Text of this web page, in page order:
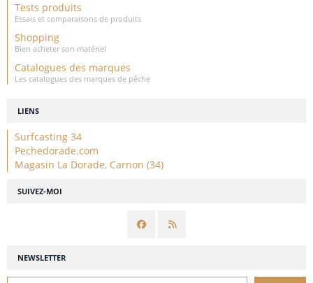
NEWSLETTER
SUIVEZ-MOI
Tests produits
Essais et comparaisons de produits
Shopping
Bien acheter son matériel
Catalogues des marques
Les catalogues des marques de pêche
LIENS
Surfcasting 34
Pechedorade.com
Magasin La Dorade, Carnon (34)